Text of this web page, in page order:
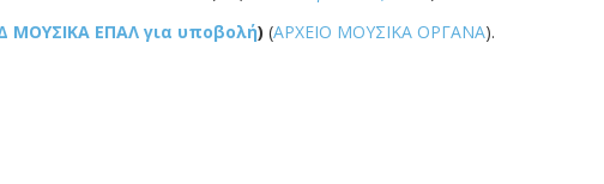
ΜΟΥΣΙΚΑ ΕΠΑΛ για υποβολή) (ΑΡΧΕΙΟ ΜΟΥΣΙΚΑ ΟΡΓΑΝΑ).